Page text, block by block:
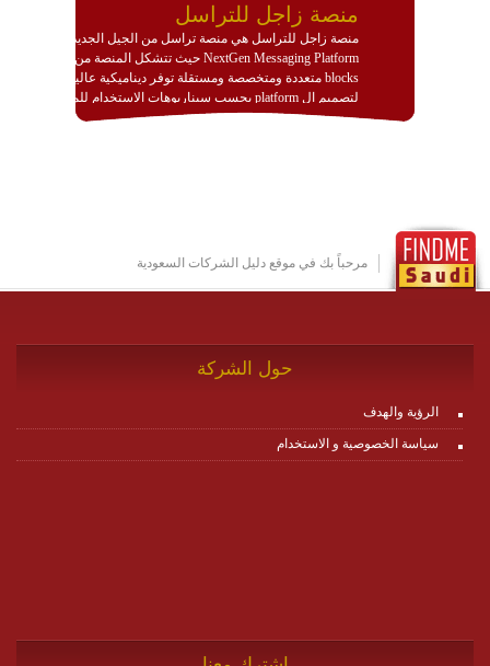
منصة زاجل للتراسل
منصة زاجل للتراسل هي منصة تراسل من الجيل الجديد
NextGen Messaging Platform حيث تتشكل المنصة من
blocks متعددة ومتخصصة ومستقلة توفر ديناميكية عالية
لتصميم ال platform بحسب سيناريوهات الاستخدام للمنصة
وتتوافق مع النشر والاستثمار ضمن بيئة استضافة dedicated
http://www.plutosms.com/zagel
مرحباً بك في موقع دليل الشركات السعودية
حول الشركة
الرؤية والهدف
سياسة الخصوصية و الاستخدام